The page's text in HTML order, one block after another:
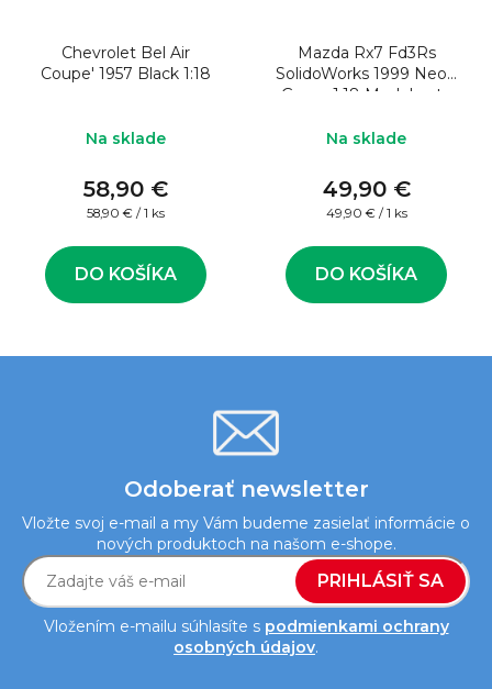
Chevrolet Bel Air
Coupe' 1957 Black 1:18
Na sklade
58,90 €
Jednotková
58,90 € / 1 ks
DO KOŠÍKA
Mazda Rx7 Fd3Rs
SolidoWorks 1999 Neon
Green 1:18 Model auta
Na sklade
49,90 €
Jednotková
49,90 € / 1 ks
DO KOŠÍKA
Odoberať newsletter
Vložte svoj e-mail a my Vám budeme zasielať informácie o
nových produktoch na našom e-shope.
Vložením e-mailu súhlasíte s podmienkami ochrany
osobných údajov.
PRIHLÁSIŤ SA